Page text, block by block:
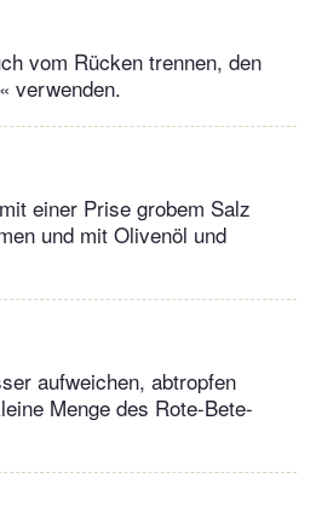
vom Rücken trennen, den
verwenden.
einer Prise grobem Salz
und mit Olivenöl und
aufweichen, abtropfen
Menge des Rote-Bete-